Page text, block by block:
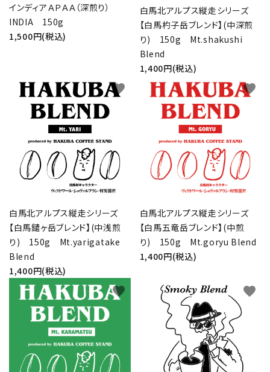
インディアＡＰＡＡ（深煎り）
INDIA 150g
1,500円(税込)
白馬北アルプス縦走シリーズ
【白馬杓子岳ブレンド】(中深煎
り) 150g Mt.shakushi
Blend
1,400円(税込)
白馬北アルプス縦走シリーズ
【白馬鑓ヶ岳ブレンド】(中浅煎
り) 150g Mt.yarigatake
Blend
1,400円(税込)
favorite
白馬北アルプス縦走シリーズ
【白馬五竜岳ブレンド】(中煎
り) 150g Mt.goryu Blend
1,400円(税込)
favorite
favorite favorite